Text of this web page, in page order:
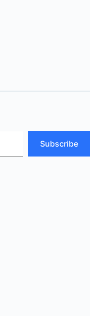
Subscribe